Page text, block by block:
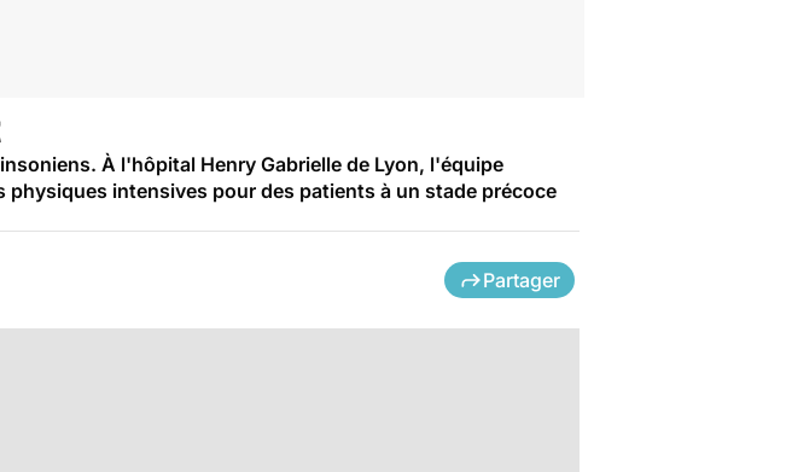
À l'hôpital Henry Gabrielle de Lyon, l'équipe
intensives pour des patients à un stade précoce
Partager